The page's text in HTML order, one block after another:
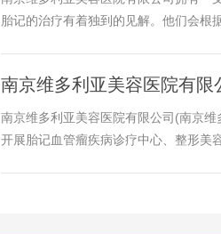
胎记的治疗有着独到的见解。他们会根
南京维多利亚美容医院有限
南京维多利亚美容医院有限公司(南京
开展胎记血管瘤疾病诊疗中心、整形美